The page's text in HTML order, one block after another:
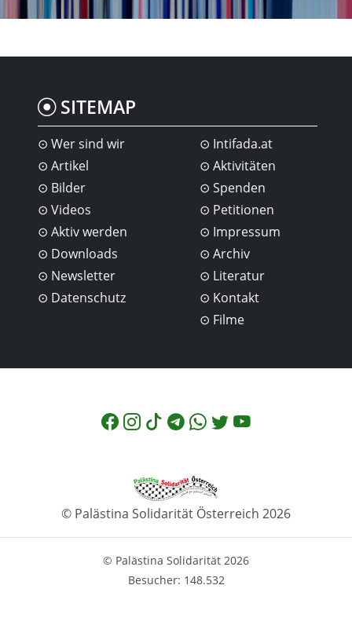
SITEMAP
Wer sind wir
Artikel
Bilder
Videos
Intifada.at
Aktivitäten
Spenden
Petitionen
Aktiv werden
Downloads
Newsletter
Datenschutz
Impressum
Archiv
Literatur
Kontakt
Filme
© Palästina Solidarität Österreich 2026
© Palästina Solidarität 2026
Besucher: 148.532